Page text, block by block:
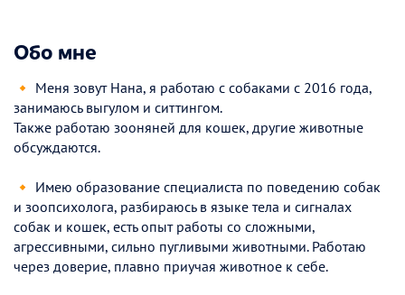
Обо мне
🔸 Меня зовут Нана, я работаю с собаками с 2016 года,
занимаюсь выгулом и ситтингом.
Также работаю зооняней для кошек, другие животные
обсуждаются.
🔸 Имею образование специалиста по поведению собак
и зоопсихолога, разбираюсь в языке тела и сигналах
собак и кошек, есть опыт работы со сложными,
агрессивными, сильно пугливыми животными. Работаю
через доверие, плавно приучая животное к себе.